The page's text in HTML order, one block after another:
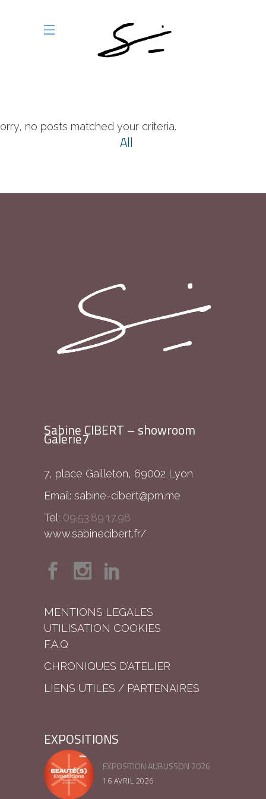
no posts matched your criteria.
All
Sabine CIBERT – showroom
Galerie7
7, place Gailleton, 69002 Lyon
Email: sabine-cibert@pm.me
Tel: 09.53.89.17.98
www.sabinecibert.fr/
MENTIONS LEGALES
UTILISATION COOKIES
F.A.Q
CHRONIQUES D’ATELIER
LIENS UTILES / PARTENAIRES
EXPOSITIONS
EXPOSITION AUBUSSON 2026
16 AVRIL 2026